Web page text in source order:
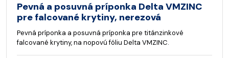
Pevná a posuvná príponka Delta VMZINC
pre falcované krytiny, nerezová
Pevná príponka a posuvná príponka pre titánzinkové
falcované krytiny, na nopovú fóliu Delta VMZINC.